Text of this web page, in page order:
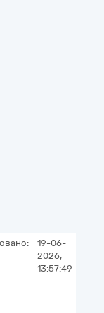
19-06-
2026,
13:57:49